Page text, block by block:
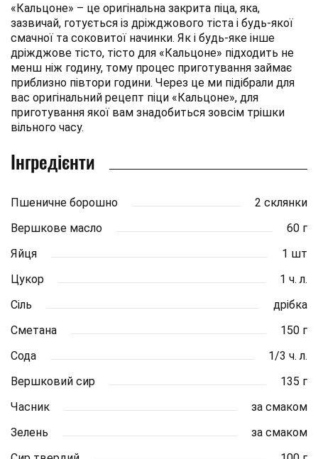
«Кальцоне» – це оригінальна закрита піца, яка,
зазвичай, готується із дріжджового тіста і будь-якої
смачної та соковитої начинки. Як і будь-яке інше
дріжджове тісто, тісто для «Кальцоне» підходить не
менш ніж годину, тому процес приготування займає
приблизно півтори години. Через це ми підібрали для
вас оригінальний рецепт піци «Кальцоне», для
приготування якої вам знадобиться зовсім трішки
вільного часу.
Інгредієнти
Пшеничне борошно
2 склянки
Вершкове масло
60 г
Яйця
1 шт
Цукор
1 ч. л.
Сіль
дрібка
Сметана
150 г
Сода
1/3 ч. л.
Вершковий сир
135 г
Часник
за смаком
Зелень
за смаком